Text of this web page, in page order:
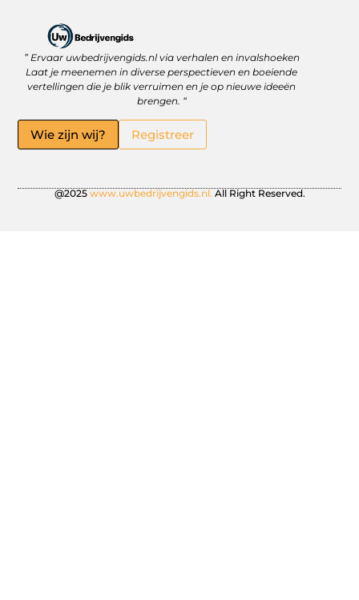
” Ervaar uwbedrijvengids.nl via verhalen en invalshoeken
Laat je meenemen in diverse perspectieven en boeiende
vertellingen die je blik verruimen en je op nieuwe ideeën
brengen. “
Wie zijn wij? Registreer
@2025 www.uwbedrijvengids.nl. All Right Reserved.